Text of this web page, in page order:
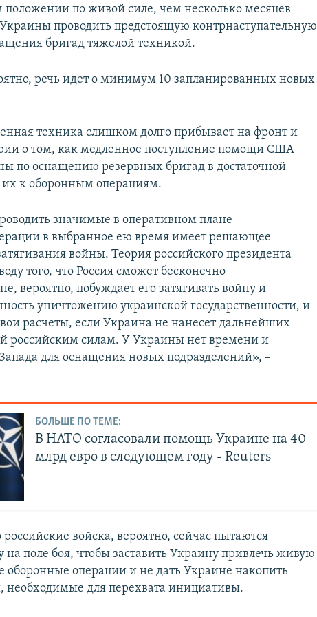
положении по живой силе, чем несколько месяцев
Украины проводить предстоящую контрнаступательную
бригад тяжелой техникой.
речь идет о минимум 10 запланированных новых
техника слишком долго прибывает на фронт и
о том, как медленное поступление помощи США
по оснащению резервных бригад в достаточной
их к оборонным операциям.
значимые в оперативном плане
в выбранное ею время имеет решающее
войны. Теория российского президента
того, что Россия сможет бесконечно
вероятно, побуждает его затягивать войну и
уничтожению украинской государственности, и
расчеты, если Украина не нанесет дальнейших
российским силам. У Украины нет времени и
для оснащения новых подразделений», –
БОЛЬШЕ ПО ТЕМЕ:
В НАТО согласовали помощь Украине на 40
млрд евро в следующем году - Reuters
войска, вероятно, сейчас пытаются
на поле боя, чтобы заставить Украину привлечь живую
оборонные операции и не дать Украине накопить
необходимые для перехвата инициативы.